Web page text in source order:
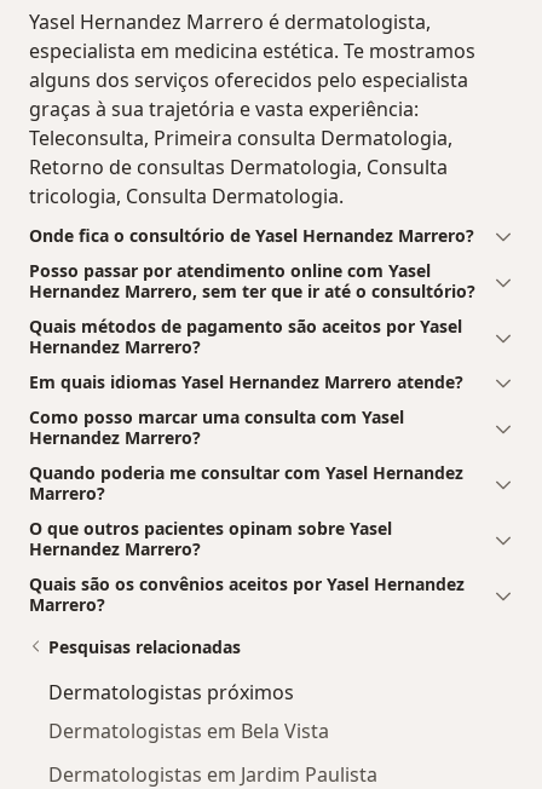
Yasel Hernandez Marrero é dermatologista,
especialista em medicina estética. Te mostramos
alguns dos serviços oferecidos pelo especialista
graças à sua trajetória e vasta experiência:
Teleconsulta, Primeira consulta Dermatologia,
Retorno de consultas Dermatologia, Consulta
tricologia, Consulta Dermatologia.
Onde fica o consultório de Yasel Hernandez Marrero?
Posso passar por atendimento online com Yasel
Hernandez Marrero, sem ter que ir até o consultório?
Quais métodos de pagamento são aceitos por Yasel
Hernandez Marrero?
Em quais idiomas Yasel Hernandez Marrero atende?
Como posso marcar uma consulta com Yasel
Hernandez Marrero?
Quando poderia me consultar com Yasel Hernandez
Marrero?
O que outros pacientes opinam sobre Yasel
Hernandez Marrero?
Quais são os convênios aceitos por Yasel Hernandez
Marrero?
Pesquisas relacionadas
Dermatologistas próximos
Dermatologistas em Bela Vista
Dermatologistas em Jardim Paulista